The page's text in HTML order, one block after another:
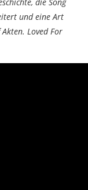
die Song
und eine Art
Loved For